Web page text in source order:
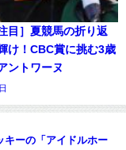
目］夏競馬の折り返
け！CBC賞に挑む3歳
ントワーヌ
キーの「アイドルホー